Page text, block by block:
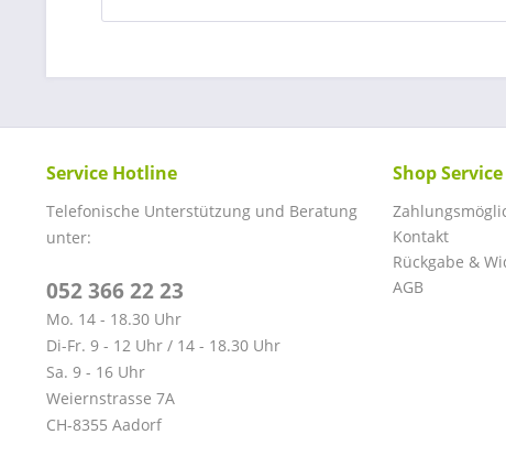
Service Hotline
Telefonische Unterstützung und Beratung
unter:
052 366 22 23
Mo. 14 - 18.30 Uhr
Di-Fr. 9 - 12 Uhr / 14 - 18.30 Uhr
Sa. 9 - 16 Uhr
Weiernstrasse 7A
CH-8355 Aadorf
Shop Service
Kontakt
Rückgabe &
AGB